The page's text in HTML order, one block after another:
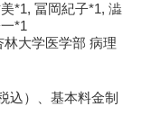
*1, 冨岡紀子*1, 澁
*1
大学医学部 病理
込）、基本料金制